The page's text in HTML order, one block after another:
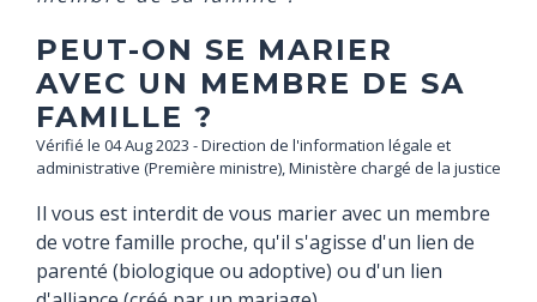
PEUT-ON SE MARIER
AVEC UN MEMBRE DE SA
FAMILLE ?
Vérifié le 04 Aug 2023 - Direction de l'information légale et
administrative (Première ministre), Ministère chargé de la justice
Il vous est interdit de vous marier avec un membre
de votre famille proche, qu'il s'agisse d'un lien de
parenté (biologique ou adoptive) ou d'un lien